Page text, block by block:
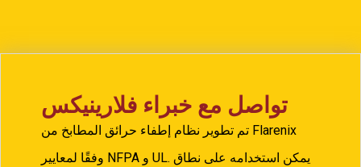
تواصل مع خبراء فلارينيكس
تم تطوير نظام إطفاء حرائق المطابخ من Flarenix
وفقًا لمعايير NFPA و UL. يمكن استخدامه على نطاق